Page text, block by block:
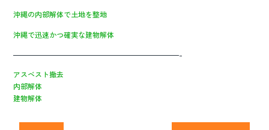
沖縄の内部解体で土地を整地
沖縄で迅速かつ確実な建物解体
———————————————————————-
アスベスト撤去
内部解体
建物解体